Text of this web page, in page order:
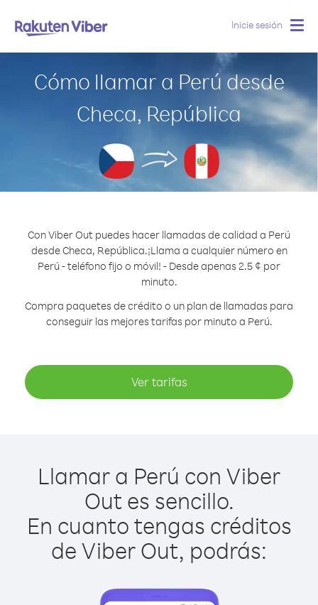
Inicie sesión
Cómo llamar a Perú desde
Checa, República
Con Viber Out puedes hacer llamadas de calidad a Perú
desde Checa, República.¡Llama a cualquier número en
Perú - teléfono fijo o móvil! - Desde apenas 2.5 ¢ por
minuto.
Compra paquetes de crédito o un plan de llamadas para
conseguir las mejores tarifas por minuto a Perú.
Ver tarifas
Llamar a Perú con Viber
Out es sencillo.
En cuanto tengas créditos
de Viber Out, podrás: